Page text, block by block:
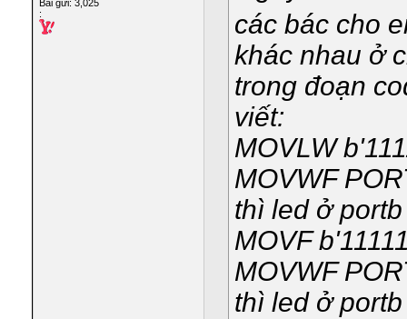
Bài gửi: 3,025
:
các bác cho
khác nhau ở
trong đoạn
viết:
MOVLW
MOVWF
thì led ở
MOVF
MOVWF
thì led ở